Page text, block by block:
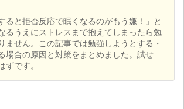
ると拒否反応で眠くなるのがもう嫌！」と
るうえにストレスまで抱えてしまったら勉
ません。この記事では勉強しようとする・
場合の原因と対策をまとめました。試せ
ずです。